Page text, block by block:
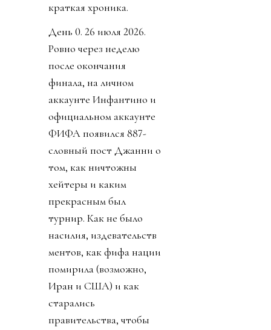
краткая хроника.
День 0. 26 июля 2026.
Ровно через неделю
после окончания
финала, на личном
аккаунте Инфантино и
официальном аккаунте
ФИФА появился 887-
словный пост Джанни о
том, как ничтожны
хейтеры и каким
прекрасным был
турнир. Как не было
насилия, издевательств
ментов, как фифа нации
помирила (возможно,
Иран и США) и как
старались
правительства, чтобы